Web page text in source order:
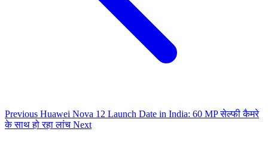
Previous Huawei Nova 12 Launch Date in India: 60 MP सेल्फी कैमरे
के साथ हो रहा लांच Next